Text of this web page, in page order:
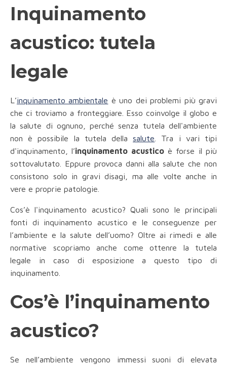
Inquinamento
acustico: tutela
legale
L’inquinamento ambientale è uno dei problemi più gravi
che ci troviamo a fronteggiare. Esso coinvolge il globo e
la salute di ognuno, perché senza tutela dell'ambiente
non è possibile la tutela dellasalute . Tra i vari tipi
d'inquinamento, l’inquinamento acusticoè forse il più
sottovalutato. Eppure provoca danni alla salute che non
consistono solo in gravi disagi, ma alle volte anche in
vere e proprie patologie.
Cos’è l'inquinamento acustico? Quali sono le principali
fonti di inquinamento acustico e le conseguenze per
l’ambiente e la salute dell’uomo? Oltre ai rimedi e alle
normative scopriamo anche come ottenre la tutela
legale in caso di esposizione a questo tipo di
inquinamento.
Cos’è l’inquinamento
acustico?
Se nell’ambiente vengono immessi suoni di elevata